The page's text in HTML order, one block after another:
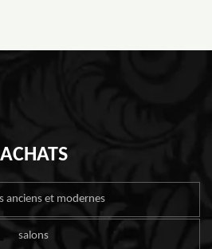
ACHATS
anciens et modernes
salons